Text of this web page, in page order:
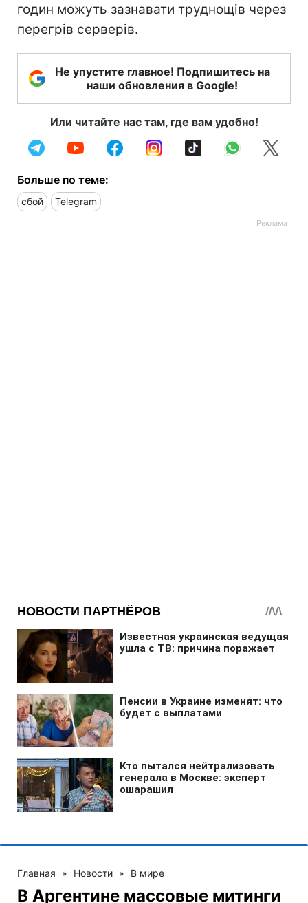
годин можуть зазнавати труднощів через
перегрів серверів.
Не упустите главное! Подпишитесь на
наши обновления в Google!
Или читайте нас там, где вам удобно!
Больше по теме:
сбой Telegram
Главная » Новости » В мире
В Аргентине массовые митинги